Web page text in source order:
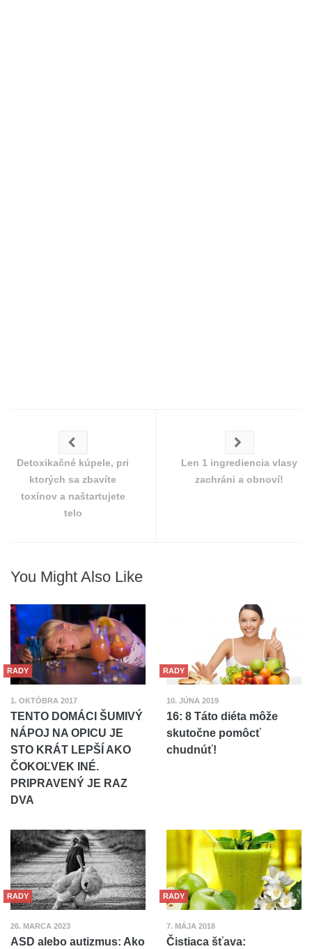
Detoxikačné kúpele, pri
ktorých sa zbavíte
toxínov a naštartujete
telo
Len 1 ingrediencia vlasy
zachráni a obnoví!
You Might Also Like
RADY
1. OKTÓBRA 2017
TENTO DOMÁCI ŠUMIVÝ
NÁPOJ NA OPICU JE
STO KRÁT LEPŠÍ AKO
ČOKOĽVEK INÉ.
PRIPRAVENÝ JE RAZ
DVA
RADY
10. JÚNA 2019
16: 8 Táto diéta môže
skutočne pomôcť
chudnúť!
RADY
26. MARCA 2023
ASD alebo autizmus: Ako
RADY
7. MÁJA 2018
Čistiaca šťava: